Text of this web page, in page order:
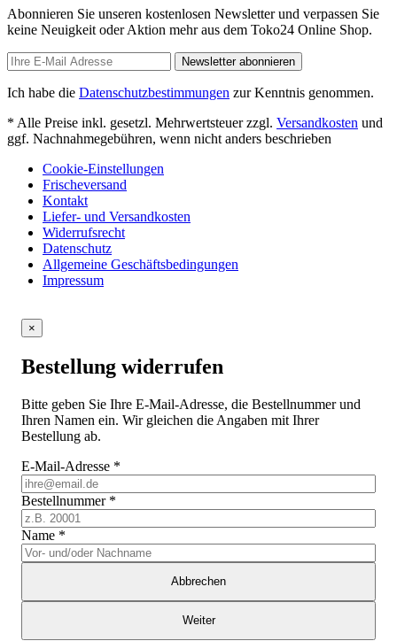
Abonnieren Sie unseren kostenlosen Newsletter und verpassen Sie
keine Neuigkeit oder Aktion mehr aus dem Toko24 Online Shop.
Newsletter abonnieren
Ich habe die Datenschutzbestimmungen zur Kenntnis genommen.
* Alle Preise inkl. gesetzl. Mehrwertsteuer zzgl. Versandkosten und
ggf. Nachnahmegebühren, wenn nicht anders beschrieben
Cookie-Einstellungen
Frischeversand
Kontakt
Liefer- und Versandkosten
Widerrufsrecht
Datenschutz
Allgemeine Geschäftsbedingungen
Impressum
×
Bestellung widerrufen
Bitte geben Sie Ihre E-Mail-Adresse, die Bestellnummer und
Ihren Namen ein. Wir gleichen die Angaben mit Ihrer
Bestellung ab.
E-Mail-Adresse *
Bestellnummer *
Name *
Abbrechen
Weiter